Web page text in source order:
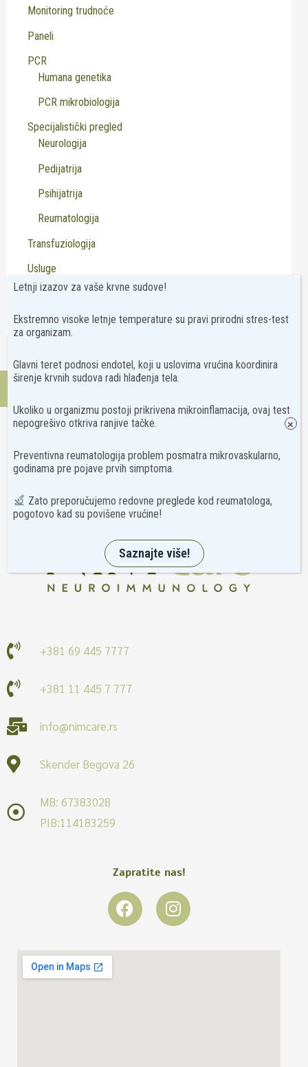
Monitoring trudnoće
Paneli
PCR
Humana genetika
PCR mikrobiologija
Specijalistički pregled
Neurologija
Pedijatrija
Psihijatrija
Reumatologija
Transfuziologija
Usluge
Virusologija
Kontakt
+381 69 445 7777
+381 11 445 7 777
info@nimcare.rs
Skender Begova 26
MB: 67383028
PIB:114183259
Zapratite nas!
F
a
I
n
Letnji izazov za vaše krvne sudove!
Ekstremno visoke letnje temperature su pravi prirodni stres-test
za organizam.
Glavni teret podnosi endotel, koji u uslovima vrućina koordinira
širenje krvnih sudova radi hlađenja tela.
Ukoliko u organizmu postoji prikrivena mikroinflamacija, ovaj test
nepogrešivo otkriva ranjive tačke.
Preventivna reumatologija problem posmatra mikrovaskularno,
godinama pre pojave prvih simptoma.
Zato preporučujemo redovne preglede kod reumatologa,
pogotovo kad su povišene vrućine!
Saznajte više!
×